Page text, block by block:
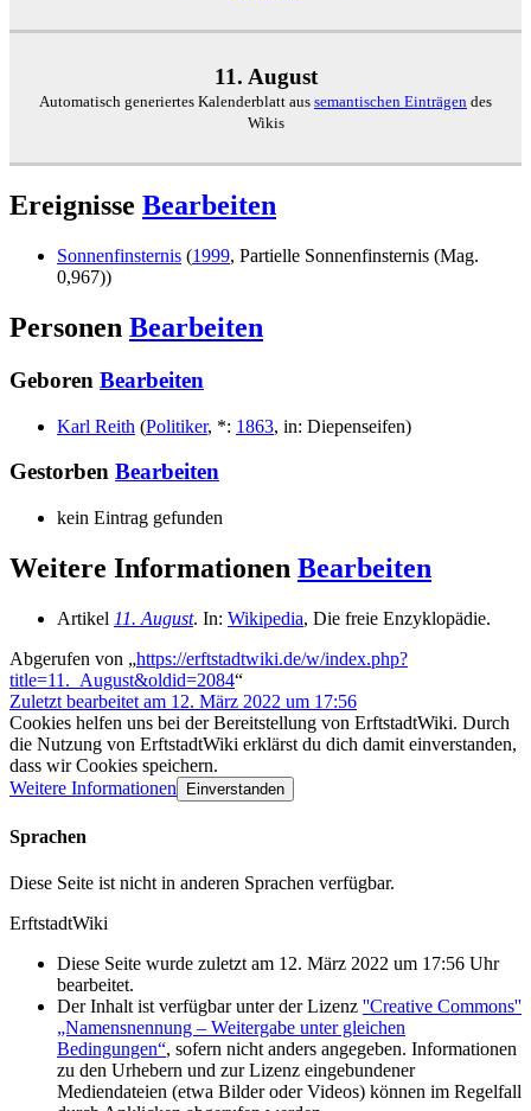
11. August
Automatisch generiertes Kalenderblatt aus semantischen Einträgen des
Wikis
Ereignisse Bearbeiten
Sonnenfinsternis (1999, Partielle Sonnenfinsternis (Mag.
0,967))
Personen Bearbeiten
Geboren Bearbeiten
Karl Reith (Politiker, *: 1863, in: Diepenseifen)
Gestorben Bearbeiten
kein Eintrag gefunden
Weitere Informationen Bearbeiten
Artikel 11. August. In: Wikipedia, Die freie Enzyklopädie.
Abgerufen von „https://erftstadtwiki.de/w/index.php?
title=11._August&oldid=2084“
Zuletzt bearbeitet am 12. März 2022 um 17:56
Cookies helfen uns bei der Bereitstellung von ErftstadtWiki. Durch
die Nutzung von ErftstadtWiki erklärst du dich damit einverstanden,
dass wir Cookies speichern.
Weitere Informationen
Einverstanden
Sprachen
Diese Seite ist nicht in anderen Sprachen verfügbar.
ErftstadtWiki
Diese Seite wurde zuletzt am 12. März 2022 um 17:56 Uhr
bearbeitet.
Der Inhalt ist verfügbar unter der Lizenz ''Creative Commons''
„Namensnennung – Weitergabe unter gleichen
Bedingungen“, sofern nicht anders angegeben. Informationen
zu den Urhebern und zur Lizenz eingebundener
Mediendateien (etwa Bilder oder Videos) können im Regelfall